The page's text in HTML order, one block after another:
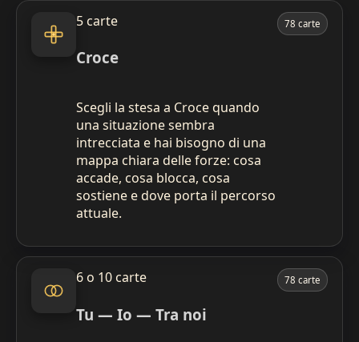
5 carte
Croce
Scegli la stesa a Croce quando
una situazione sembra
intrecciata e hai bisogno di una
mappa chiara delle forze: cosa
accade, cosa blocca, cosa
sostiene e dove porta il percorso
attuale.
78 carte
6 o 10 carte
Tu — Io — Tra noi
78 carte